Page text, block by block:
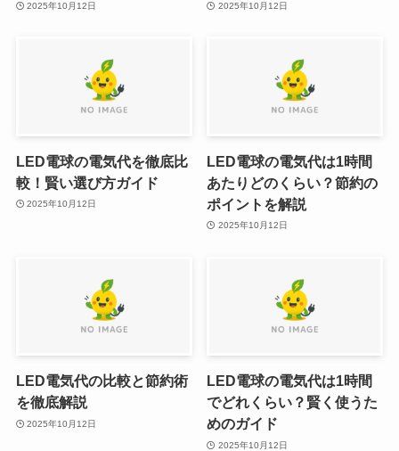
2025年10月12日 2025年10月12日
LED電球の電気代を徹底比
較！賢い選び方ガイド
2025年10月12日
LED電球の電気代は1時間
あたりどのくらい？節約の
ポイントを解説
2025年10月12日
LED電気代の比較と節約術
を徹底解説
2025年10月12日
LED電球の電気代は1時間
でどれくらい？賢く使うた
めのガイド
2025年10月12日